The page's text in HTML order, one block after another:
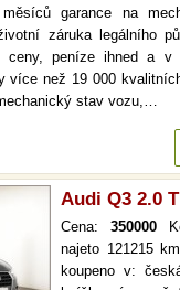
garance na
záruka legálního
ceny, peníze ihned a v
více než 19 000
stav vozu,…
Audi Q3 2.0
Cena: 350000
najeto 121215
koupeno v: